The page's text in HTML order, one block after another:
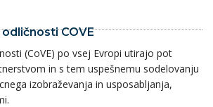
COVE
(CoVE) po vsej Evropi utirajo pot
in s tem uspešnemu sodelovanju
izobraževanja in usposabljanja,